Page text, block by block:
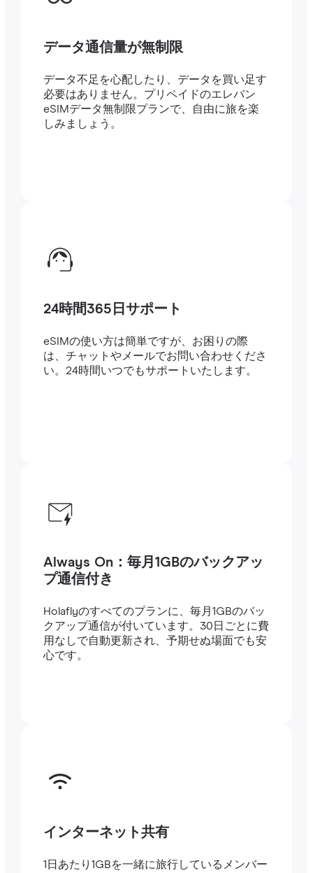
データ通信量が無制限
データ不足を心配したり、データを買い足す
必要はありません。プリペイドのエレバン
eSIMデータ無制限プランで、自由に旅を楽
しみましょう。
24時間365日サポート
eSIMの使い方は簡単ですが、お困りの際
は、チャットやメールでお問い合わせくださ
い。24時間いつでもサポートいたします。
Always On：毎月1GBのバックアッ
プ通信付き
Holaflyのすべてのプランに、毎月1GBのバッ
クアップ通信が付いています。30日ごとに費
用なしで自動更新され、予期せぬ場面でも安
心です。
インターネット共有
1日あたり1GBを一緒に旅行しているメンバー